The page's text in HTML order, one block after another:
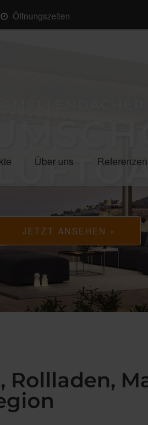
Öffnungszeiten
Über uns Referenzen
JETZT ANSEHEN »
Rollladen,